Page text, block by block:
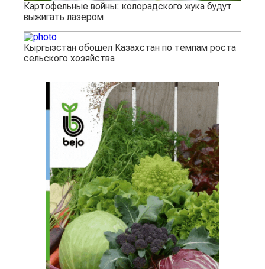
Картофельные войны: колорадского жука будут
выжигать лазером
Кыргызстан обошел Казахстан по темпам роста
сельского хозяйства